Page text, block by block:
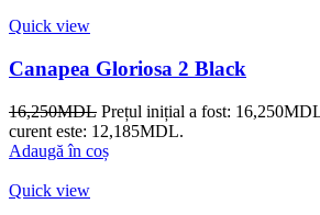
Quick view
Canapea Gloriosa 2 Black
16,250MDL Prețul inițial a fost:
curent este: 12,185MDL.
Adaugă în coș
Quick view